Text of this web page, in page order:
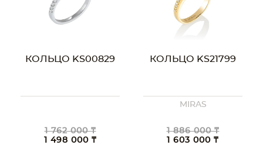
КОЛЬЦО KS00829
1 762 000 ₸
1 498 000 ₸
КОЛЬЦО KS21799
MIRAS
1 886 000 ₸
1 603 000 ₸